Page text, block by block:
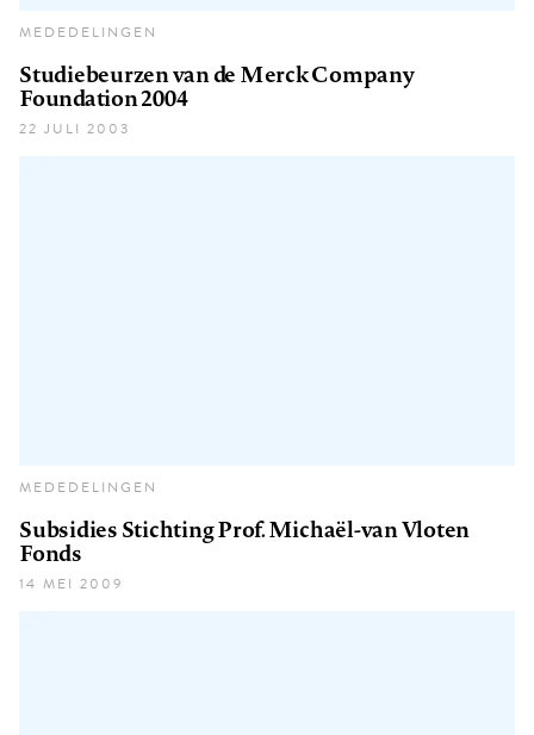
MEDEDELINGEN
Studiebeurzen van de Merck Company
Foundation 2004
22 JULI 2003
MEDEDELINGEN
Subsidies Stichting Prof. Michaël-van Vloten
Fonds
14 MEI 2009